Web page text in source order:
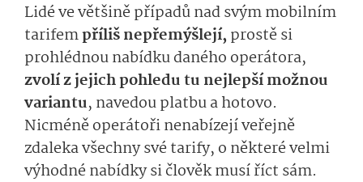
Lidé ve většině případů nad svým mobilním
tarifempříliš nepřemýšlejí,prostě si
prohlédnou nabídku daného operátora,
zvolí z jejich pohledu tu nejlepší možnou
variantu, navedou platbu a hotovo.
Nicméně operátoři nenabízejí veřejně
zdaleka všechny své tarify, o některé velmi
výhodné nabídky si člověk musí říct sám.